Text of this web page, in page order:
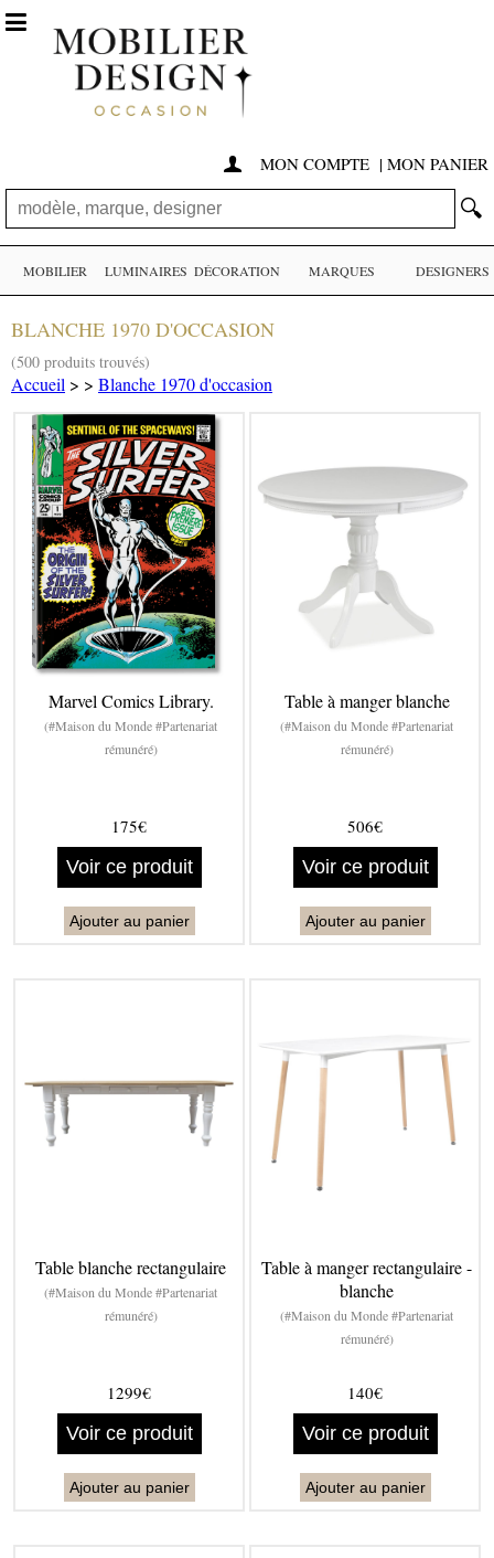
 MON COMPTE | MON PANIER
🔍

MOBILIER LUMINAIRES DÉCORATION MARQUES DESIGNERS
BLANCHE 1970 D'OCCASION
(500 produits trouvés)
Accueil > > Blanche 1970 d'occasion
Marvel Comics Library.
(#Maison du Monde #Partenariat
rémunéré)
175€
Voir ce produit
Ajouter au panier
Table à manger blanche
(#Maison du Monde #Partenariat
rémunéré)
506€
Voir ce produit
Ajouter au panier
Table blanche rectangulaire
(#Maison du Monde #Partenariat
rémunéré)
1299€
Voir ce produit
Ajouter au panier
Table à manger rectangulaire -
blanche
(#Maison du Monde #Partenariat
rémunéré)
140€
Voir ce produit
Ajouter au panier